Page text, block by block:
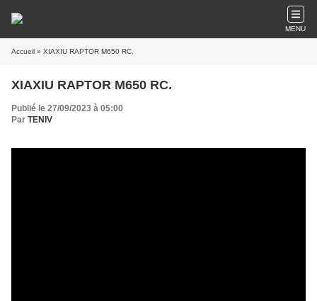
MENU
Accueil » XIAXIU RAPTOR M650 RC.
XIAXIU RAPTOR M650 RC.
Publié le 27/09/2023 à 05:00
Par TENIV